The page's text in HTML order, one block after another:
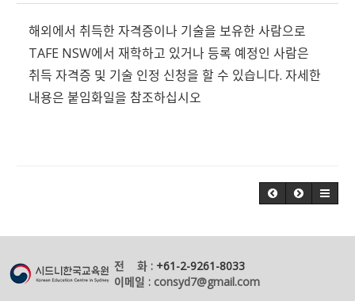
해외에서 취득한 자격증이나 기술을 보유한 사람으로
TAFE NSW에서 재학하고 있거나 등록 예정인 사람은
취득 자격증 및 기술 인정 신청을 할 수 있습니다. 자세한
내용은 붙임화일을 참조하십시오
전 화 : +61-2-9261-8033
이메일 : consyd7@gmail.com